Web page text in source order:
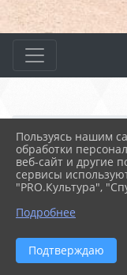
Главная
21.10.2022 11:25
Пользуясь нашим
обработки
веб-сайт и другие
сервисы
"PRO.Культура",
Подробнее
Подтверждаю